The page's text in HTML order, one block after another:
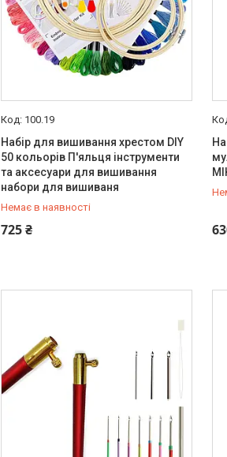
100.19
Набір для вишивання хрестом DIY
50 кольорів П'яльця інструменти
та аксесуари для вишивання
набори для вишиваня
Немає в наявності
725 ₴
+380 (67) 647-30-00